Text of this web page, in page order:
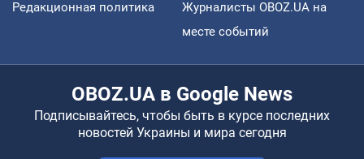
Редакционная политика
Журналисты OBOZ.UA на
месте событий
OBOZ.UA в Google News
Подписывайтесь, чтобы быть в курсе последних
новостей Украины и мира сегодня